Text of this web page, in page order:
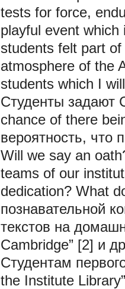
tests for force,
playful event
students felt part
atmosphere of the
students which I
Студенты задают
chance of there
вероятность, что
Will we say an
teams of our
dedication? What
познавательной
текстов на
Cambridge” [2] и
Студентам
the Institute